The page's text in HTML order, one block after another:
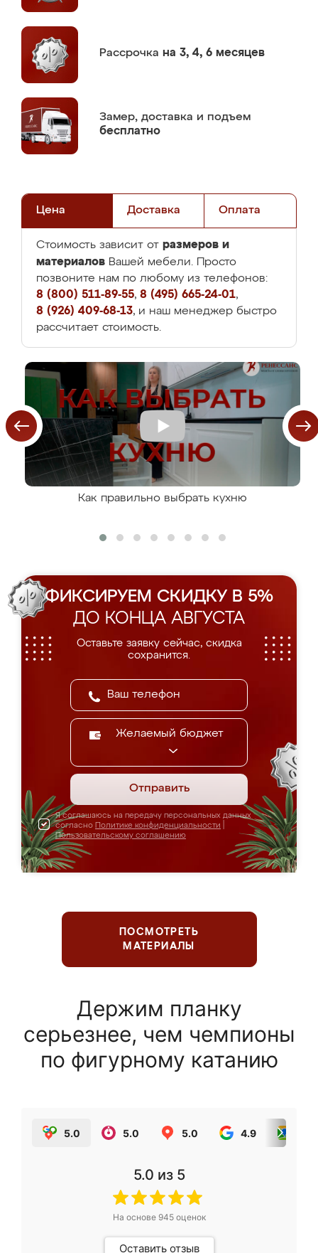
Рассрочка на 3, 4, 6 месяцев
Замер, доставка и подъем
бесплатно
Цена Доставка Оплата
Стоимость зависит от размеров и
материалов Вашей мебели. Просто
позвоните нам по любому из телефонов:
8 (800) 511-89-55, 8 (495) 665-24-01,
8 (926) 409-68-13, и наш менеджер быстро
рассчитает стоимость.
Как правильно выбрать кухню
ФИКСИРУЕМ СКИДКУ В 5%
ДО КОНЦА АВГУСТА
Оставьте заявку сейчас, скидка
сохранится.
Желаемый бюджет
Отправить
Я соглашаюсь на передачу персональных данных
согласно Политике конфиденциальности
Пользовательскому соглашению
ПОСМОТРЕТЬ
МАТЕРИАЛЫ
Держим планку
серьезнее, чем чемпионы
по фигурному катанию
5.0 5.0 5.0 4.9
5.0 из 5
На основе 945оценок
Оставить отзыв